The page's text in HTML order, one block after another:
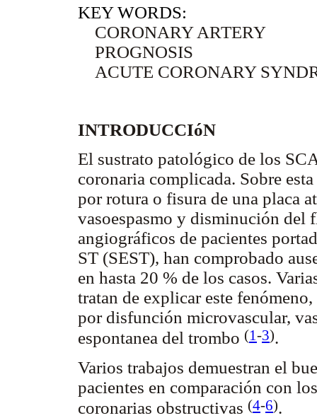
KEY WORDS:
CORONARY ARTERY
PROGNOSIS
ACUTE CORONARY
INTRODUCCIóN
El sustrato patológico de los
coronaria complicada. Sobre
por rotura o fisura de una placa
vasoespasmo y disminución del
angiográficos de pacientes
ST (SEST), han comprobado
en hasta 20 % de los casos.
tratan de explicar este
por disfunción microvascular,
espontanea del trombo (1-3).
Varios trabajos demuestran el
pacientes en comparación con
coronarias obstructivas (4-6).